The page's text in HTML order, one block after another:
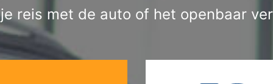
reis met de auto of het openbaar